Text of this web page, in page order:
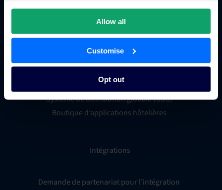
Allow all
Customise
Opt out
Traitement des paiements hôteliers
Groupes hôteliers
Système de distribution globale (GDS)
Boutique d’applications hôtelières
Intégrations
Demande de partenariat pour l’intégration